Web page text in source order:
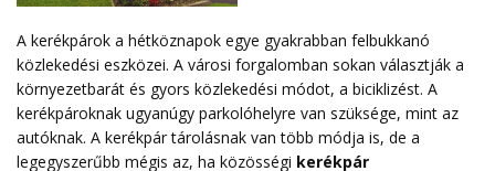
A kerékpárok a hétköznapok egye gyakrabban felbukkanó
közlekedési eszközei. A városi forgalomban sokan választják a
környezetbarát és gyors közlekedési módot, a biciklizést. A
kerékpároknak ugyanúgy parkolóhelyre van szüksége, mint az
autóknak. A kerékpár tárolásnak van több módja is, de a
legegyszerűbb mégis az, ha közösségi kerékpár